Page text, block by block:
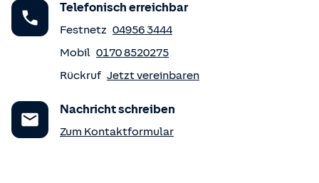
Telefonisch erreichbar
Festnetz 04956 3444
Mobil 0170 8520275
Rückruf Jetzt vereinbaren
Nachricht schreiben
Zum Kontaktformular